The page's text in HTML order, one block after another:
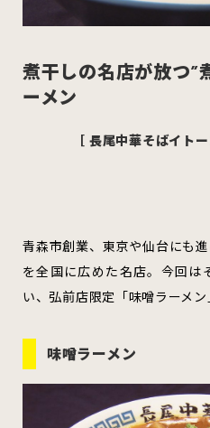
スイーツ
煮干しの名店が放つ”
ーメン
［ 長尾中華そばイト
青森市創業、東京や仙台にも
を全国に広めた名店。今回は
い、弘前店限定「味噌ラーメン
味噌ラーメン